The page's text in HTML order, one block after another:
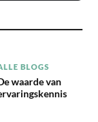
BLOGS
waarde van